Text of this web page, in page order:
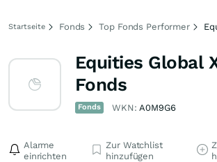
Startseite Fonds Top Fonds Performer
Equities Global
Fonds
Fonds WKN:A0M9G6
Alarme
einrichten
Zur Watchlist
hinzufügen